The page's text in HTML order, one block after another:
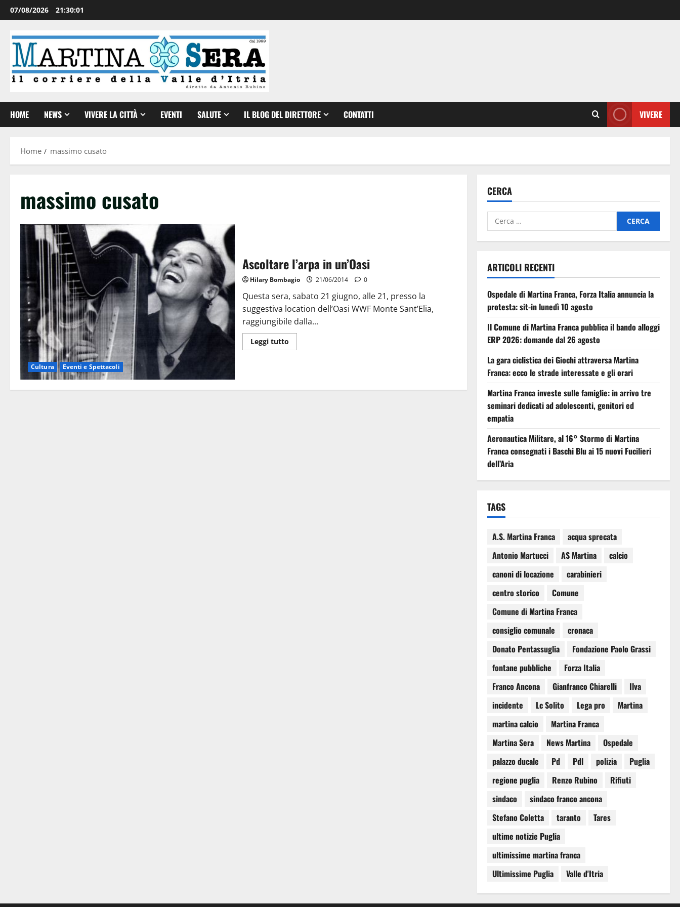
07/08/2026 21:30:02
HOME NEWS VIVERE LA CITTÀ EVENTI SALUTE IL BLOG DEL DIRETTORE CONTATTI VIVERE
Home massimo cusato
massimo cusato
Cultura Eventi e Spettacoli
Ascoltare l’arpa in un’Oasi
Hilary Bombagio 21/06/2014 0
Questa sera, sabato 21 giugno, alle 21, presso la
suggestiva location dell’Oasi WWF Monte Sant’Elia,
raggiungibile dalla...
Leggi tutto
CERCA
ARTICOLI RECENTI
Ospedale di Martina Franca, Forza Italia annuncia la
protesta: sit-in lunedì 10 agosto
Il Comune di Martina Franca pubblica il bando alloggi
ERP 2026: domande dal 26 agosto
La gara ciclistica dei Giochi attraversa Martina
Franca: ecco le strade interessate e gli orari
Martina Franca investe sulle famiglie: in arrivo tre
seminari dedicati ad adolescenti, genitori ed
empatia
Aeronautica Militare, al 16° Stormo di Martina
Franca consegnati i Baschi Blu ai 15 nuovi Fucilieri
dell’Aria
TAGS
A.S. Martina Franca
acqua sprecata
Antonio Martucci
AS Martina
calcio
canoni di locazione
carabinieri
centro storico
Comune
Comune di Martina Franca
consiglio comunale
cronaca
Donato Pentassuglia
Fondazione Paolo Grassi
fontane pubbliche
Forza Italia
Franco Ancona
Gianfranco Chiarelli
Ilva
incidente
Lc Solito Lega pro
Martina
martina calcio
Martina Franca
Martina Sera
News Martina
Ospedale
palazzo ducale
Pd Pdl polizia
Puglia
regione puglia
Renzo Rubino
Rifiuti
sindaco
sindaco franco ancona
Stefano Coletta
taranto
Tares
ultime notizie Puglia
ultimissime martina franca
Ultimissime Puglia
Valle d'Itria